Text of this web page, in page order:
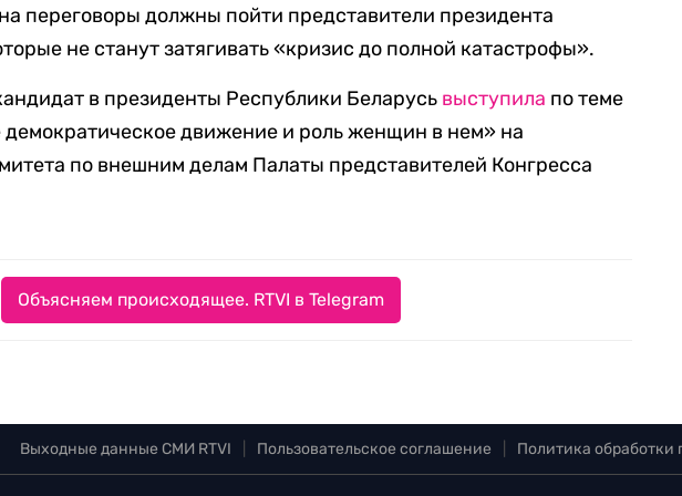
переговоры должны пойти представители президента
не станут затягивать «кризис до полной катастрофы».
в президенты Республики Беларусь выступила по теме
демократическое движение и роль женщин в нем» на
по внешним делам Палаты представителей Конгресса
Объясняем происходящее. RTVI в Telegram
Выходные данные СМИ RTVI Пользовательское соглашение Политика